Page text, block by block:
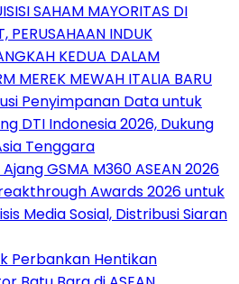
SAHAM MAYORITAS DI
PERUSAHAAN INDUK
KEDUA DALAM
MEREK MEWAH ITALIA BARU
Penyimpanan Data untuk
DTI Indonesia 2026, Dukung
Tenggara
GSMA M360 ASEAN 2026
Awards 2026 untuk
Media Sosial, Distribusi Siaran
Perbankan Hentikan